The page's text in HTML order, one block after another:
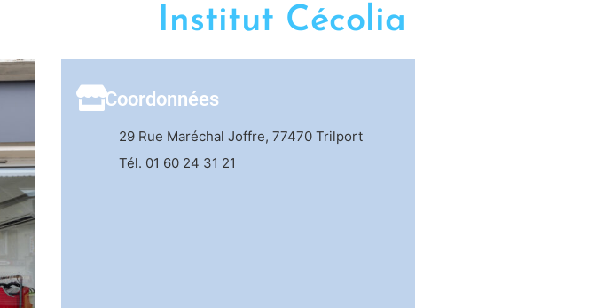
Institut Cécolia
Coordonnées
29 Rue Maréchal Joffre, 77470 Trilport
Tél. 01 60 24 31 21